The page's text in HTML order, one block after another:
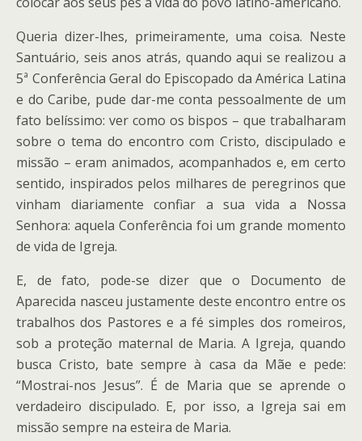
Queria dizer-lhes, primeiramente, uma coisa. Neste
Santuário, seis anos atrás, quando aqui se realizou a
5ª Conferência Geral do Episcopado da América Latina
e do Caribe, pude dar-me conta pessoalmente de um
fato belíssimo: ver como os bispos – que trabalharam
sobre o tema do encontro com Cristo, discipulado e
missão – eram animados, acompanhados e, em certo
sentido, inspirados pelos milhares de peregrinos que
vinham diariamente confiar a sua vida a Nossa
Senhora: aquela Conferência foi um grande momento
de vida de Igreja.
E, de fato, pode-se dizer que o Documento de
Aparecida nasceu justamente deste encontro entre os
trabalhos dos Pastores e a fé simples dos romeiros,
sob a proteção maternal de Maria. A Igreja, quando
busca Cristo, bate sempre à casa da Mãe e pede:
“Mostrai-nos Jesus”. É de Maria que se aprende o
verdadeiro discipulado. E, por isso, a Igreja sai em
missão sempre na esteira de Maria.